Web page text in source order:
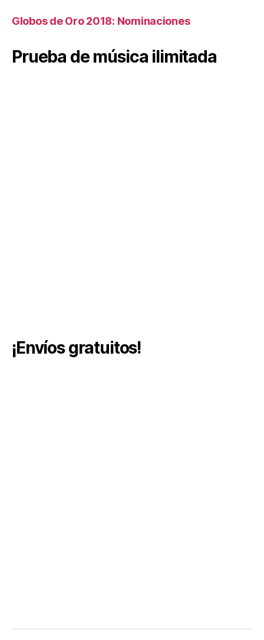
Globos de Oro 2018: Nominaciones
Prueba de música ilimitada
¡Envíos gratuitos!